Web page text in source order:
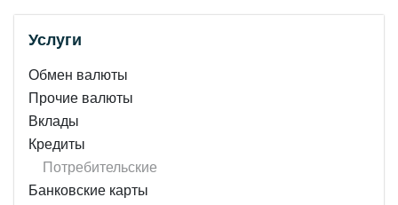
Услуги
Обмен валюты
Прочие валюты
Вклады
Кредиты
Потребительские
Банковские карты